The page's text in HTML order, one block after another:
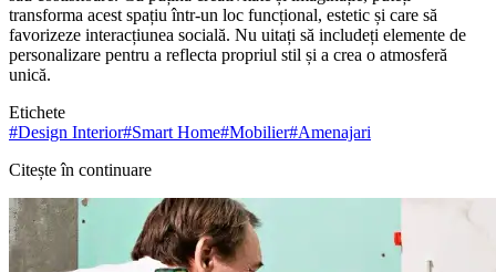
transforma acest spațiu într-un loc funcțional, estetic și care să
favorizeze interacțiunea socială. Nu uitați să includeți elemente de
personalizare pentru a reflecta propriul stil și a crea o atmosferă
unică.
Etichete
#Design Interior#Smart Home#Mobilier#Amenajari
Citește în continuare